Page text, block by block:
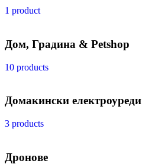
1 product
Дом, Градина & Petshop
10 products
Домакински електроуреди
3 products
Дронове